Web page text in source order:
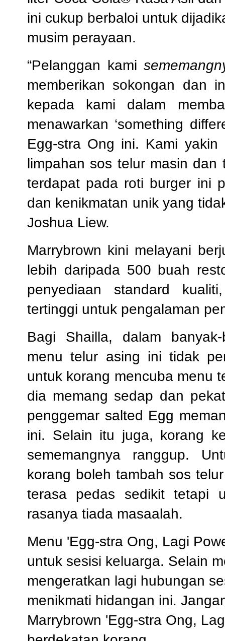
ini cukup berbaloi untuk
musim perayaan.
“Pelanggan kami
memberikan sokongan dan
kepada kami dalam
menawarkan ‘something
Egg-stra Ong ini. Kami
limpahan sos telur masin
terdapat pada roti burger ini
dan kenikmatan unik yang
Joshua Liew.
Marrybrown kini melayani
lebih daripada 500 buah
penyediaan standard
tertinggi untuk pengalaman
Bagi Shailla, dalam
menu telur asing ini tidak
untuk korang mencuba menu
dia memang sedap dan
penggemar salted Egg
ini. Selain itu juga, korang
sememangnya ranggup.
korang boleh tambah sos
terasa pedas sedikit tetapi
rasanya tiada masaalah.
Menu 'Egg-stra Ong, Lagi
untuk sesisi keluarga. Selain
mengeratkan lagi hubungan
menikmati hidangan ini.
Marrybrown 'Egg-stra Ong,